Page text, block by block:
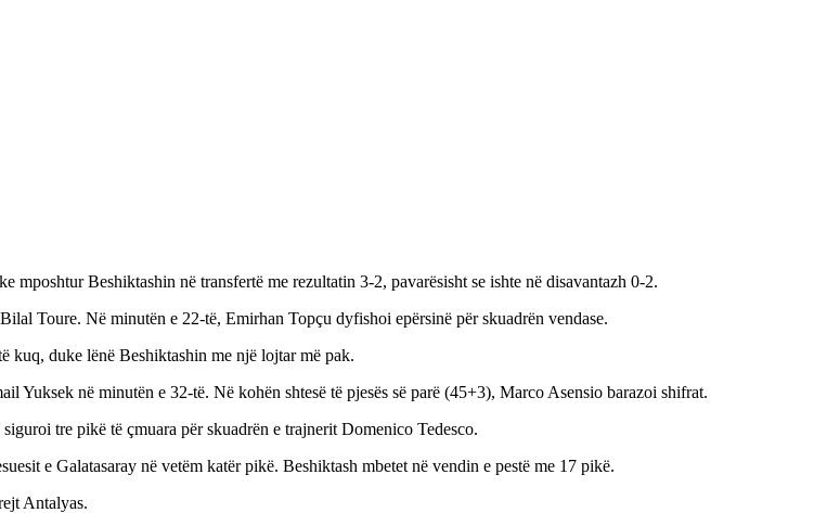
mposhtur Beshiktashin në transfertë me rezultatin 3-2, pavarësisht se ishte në disavantazh 0-2.
Toure. Në minutën e 22-të, Emirhan Topçu dyfishoi epërsinë për skuadrën vendase.
kuq, duke lënë Beshiktashin me një lojtar më pak.
Yuksek në minutën e 32-të. Në kohën shtesë të pjesës së parë (45+3), Marco Asensio barazoi shifrat.
tre pikë të çmuara për skuadrën e trajnerit Domenico Tedesco.
e Galatasaray në vetëm katër pikë. Beshiktash mbetet në vendin e pestë me 17 pikë.
Antalyas.